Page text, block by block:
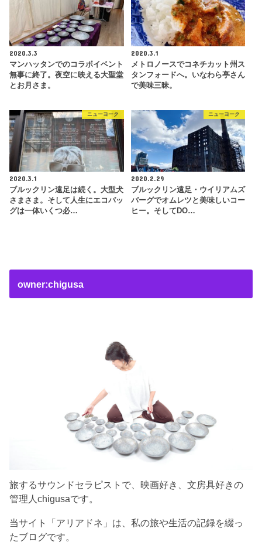
2020.3.3
マンハッタンでのコラボイベント
無事に終了。夜空に映える大聖堂
とお月さま。
2020.3.1
メトロノースでコネチカット州ス
タンフォードへ。いなわら亭さん
で美味三昧。
ニューヨーク
2020.3.1
ブルックリン遠足は続く。大型犬
さまさま。そして人生にエコバッ
グは一体いくつ必…
ニューヨーク
2020.2.29
ブルックリン遠足・ウイリアムズ
バーグでオムレツと美味しいコー
ヒー。そしてDO…
owner:chigusa
旅するサウンドセラピストで、映画好き、文房具好きの
管理人chigusaです。
当サイト「アリアドネ」は、私の旅や生活の記録を綴っ
たブログです。